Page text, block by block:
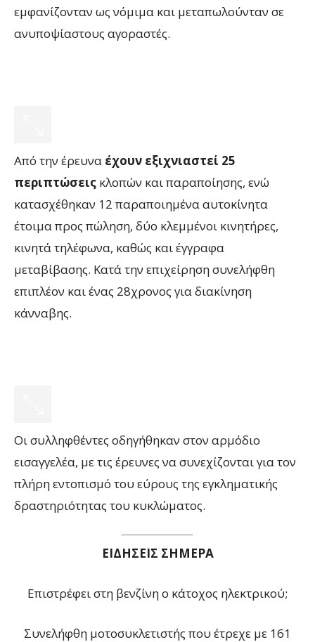
εμφανίζονταν ως νόμιμα και μεταπωλούνταν σε
ανυποψίαστους αγοραστές.
Από την έρευνα έχουν εξιχνιαστεί 25
περιπτώσεις κλοπών και παραποίησης, ενώ
κατασχέθηκαν 12 παραποιημένα αυτοκίνητα
έτοιμα προς πώληση, δύο κλεμμένοι κινητήρες,
κινητά τηλέφωνα, καθώς και έγγραφα
μεταβίβασης. Κατά την επιχείρηση συνελήφθη
επιπλέον και ένας 28χρονος για διακίνηση
κάνναβης.
Οι συλληφθέντες οδηγήθηκαν στον αρμόδιο
εισαγγελέα, με τις έρευνες να συνεχίζονται για τον
πλήρη εντοπισμό του εύρους της εγκληματικής
δραστηριότητας του κυκλώματος.
ΕΙΔΗΣΕΙΣ ΣΗΜΕΡΑ
Επιστρέφει στη βενζίνη ο κάτοχος ηλεκτρικού;
Συνελήφθη μοτοσυκλετιστής που έτρεχε με 161